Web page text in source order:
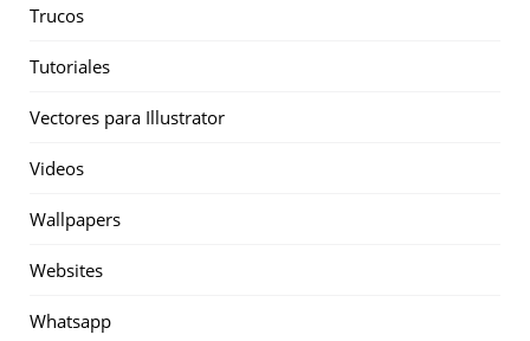
Trucos
Tutoriales
Vectores para Illustrator
Videos
Wallpapers
Websites
Whatsapp